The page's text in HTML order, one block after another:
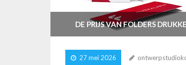
DE PRIJS VAN FOLDERS
27 mei 2026